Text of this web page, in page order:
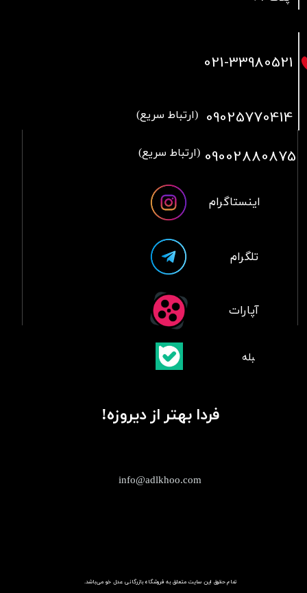
تمام حقوق این سایت متعلق به فروشگاهباز​​​​​​​رگانی عدل خو می‌باشد.
info@adlkhoo.com
021-33980521
09025770414 (ارتباط سریع)
09002880875 (ارتباط سریع)
فردا بهتر از دیروزه!
آپارات
تلگرام
اینستاگرام
​بلبله​​​​​​​بله